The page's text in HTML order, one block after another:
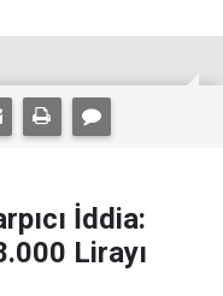
İddia:
Lirayı